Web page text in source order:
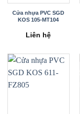
Cửa nhựa PVC SGD
KOS 105-MT104
Liên hệ